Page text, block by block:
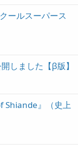
ールスーパース
しました【β版】
Shiande』（史上